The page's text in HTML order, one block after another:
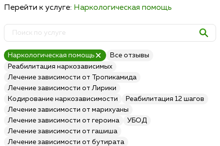
Перейти к услуге: Наркологическая помощь
Наркологическая помощь
Все отзывы
Реабилитация наркозависимых
Лечение зависимости от Тропикамида
Лечение зависимости от Лирики
Кодирование наркозависимости
Реабилитация 12 шагов
Лечение зависимости от марихуаны
Лечение зависимости от героина
УБОД
Лечение зависимости от гашиша
Лечение зависимости от бутирата